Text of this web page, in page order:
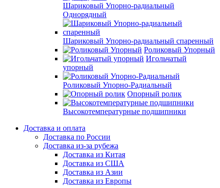
Шариковый Упорно-радиальный
Однорядный
Шариковый Упорно-радиальный спаренный
Роликовый Упорный
Игольчатый
упорный
Роликовый Упорно-Радиальный
Опорный ролик
Высокотемпературные подшипники
Доставка и оплата
Доставка по России
Доставка из-за рубежа
Доставка из Китая
Доставка из США
Доставка из Азии
Доставка из Европы